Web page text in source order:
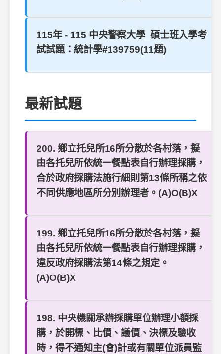
115年 - 115 中央警察大學_碩士班入學考
試試題：統計學#139759(11題)
最新試題
200. 鄉立托兒所16所分散於各村落，擬
由各托兒所依統一餐點表自行辦理採購，
合於政府採購法施行細則第13條所稱之依
不同供應地區所分別辦理者。(A)O(B)X
199. 鄉立托兒所16所分散於各村落，擬
由各托兒所依統一餐點表自行辦理採購，
違反政府採購法第14條之規定。
(A)O(B)X
198. 中央機關承辦採購單位辦理小額採
購，於開標、比價、議價、決標及驗收
時，得不通知主(會)計或有關單位派員監